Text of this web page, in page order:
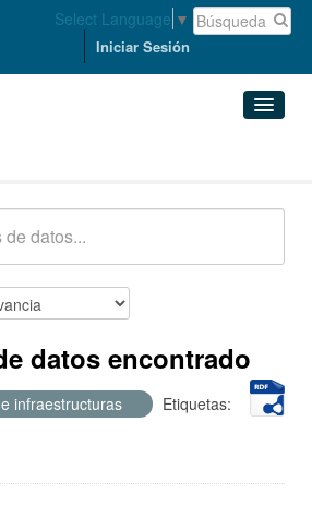
Select Language ▼
Iniciar Sesión
datos encontrado
infraestructuras
Etiquetas: